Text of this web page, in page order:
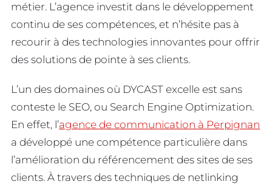
métier. L’agence investit dans le développement
continu de ses compétences, et n’hésite pas à
recourir à des technologies innovantes pour offrir
des solutions de pointe à ses clients.
L’un des domaines où DYCAST excelle est sans
conteste le SEO, ou Search Engine Optimization.
En effet, l’agence de communication à Perpignan
a développé une compétence particulière dans
l’amélioration du référencement des sites de ses
clients. À travers des techniques de netlinking